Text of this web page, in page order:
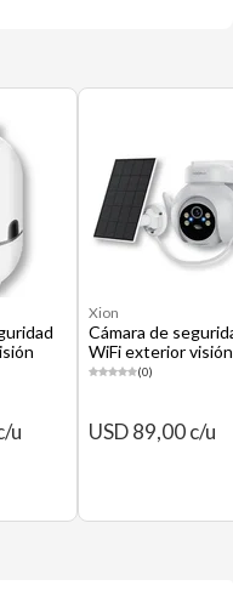
u
Xion
Cámara de
WiFi exterior visión
nocturna
(0)
USD 89,00 c/u